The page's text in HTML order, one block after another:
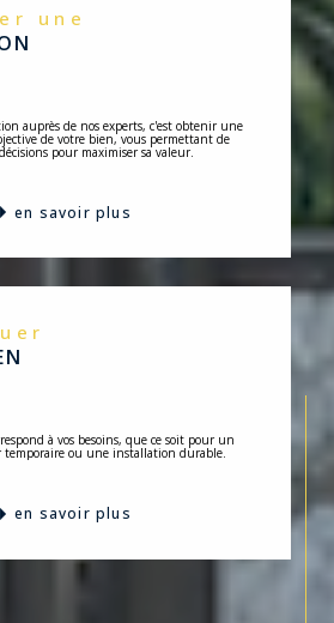
une
auprès de nos experts, c'est obtenir une
de votre bien, vous permettant de
pour maximiser sa valeur.
en savoir plus
à vos besoins, que ce soit pour un
temporaire ou une installation durable.
en savoir plus